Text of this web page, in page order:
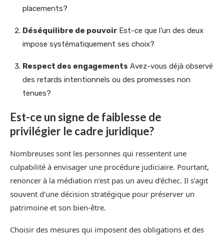
placements?
Déséquilibre de pouvoir Est-ce que l’un des deux
impose systématiquement ses choix?
Respect des engagements Avez-vous déjà observé
des retards intentionnels ou des promesses non
tenues?
Est-ce un signe de faiblesse de
privilégier le cadre juridique?
Nombreuses sont les personnes qui ressentent une
culpabilité à envisager une procédure judiciaire. Pourtant,
renoncer à la médiation n’est pas un aveu d’échec. Il s’agit
souvent d’une décision stratégique pour préserver un
patrimoine et son bien-être.
Choisir des mesures qui imposent des obligations et des